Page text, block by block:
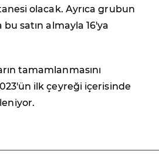
olacak. Ayrıca grubun
bu satın almayla 16'ya
tamamlanmasını
ilk çeyreği içerisinde